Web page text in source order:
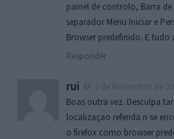
painel de controlo, Barra de
separador Menu Iniciar e
Browser predefinido. E
Responder
rui
Boas outra vez. Desculpa
localizaçao referida n se
o firefox como browser